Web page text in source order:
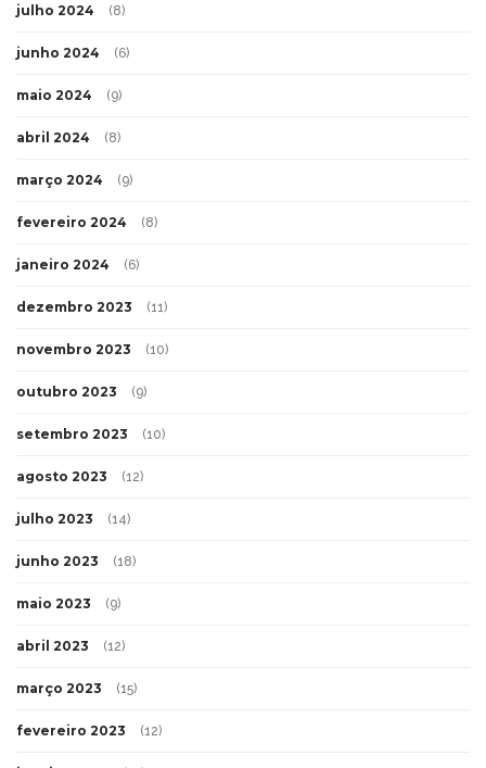
julho 2024 (8)
junho 2024 (6)
maio 2024 (9)
abril 2024 (8)
março 2024 (9)
fevereiro 2024 (8)
janeiro 2024 (6)
dezembro 2023 (11)
novembro 2023 (10)
outubro 2023 (9)
setembro 2023 (10)
agosto 2023 (12)
julho 2023 (14)
junho 2023 (18)
maio 2023 (9)
abril 2023 (12)
março 2023 (15)
fevereiro 2023 (12)